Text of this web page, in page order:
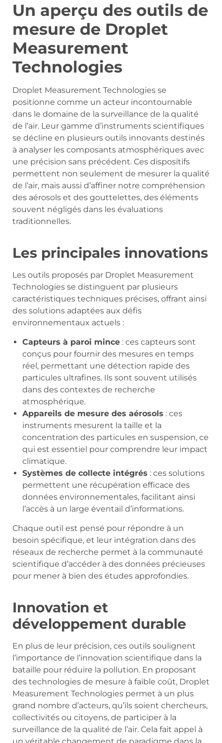
Un aperçu des outils de
mesure de Droplet
Measurement
Technologies
Droplet Measurement Technologies se
positionne comme un acteur incontournable
dans le domaine de la surveillance de la qualité
de l’air. Leur gamme d’instruments scientifiques
se décline en plusieurs outils innovants destinés
à analyser les composants atmosphériques avec
une précision sans précédent. Ces dispositifs
permettent non seulement de mesurer la qualité
de l’air, mais aussi d’affiner notre compréhension
des aérosols et des gouttelettes, des éléments
souvent négligés dans les évaluations
traditionnelles.
Les principales innovations
Les outils proposés par Droplet Measurement
Technologies se distinguent par plusieurs
caractéristiques techniques précises, offrant ainsi
des solutions adaptées aux défis
environnementaux actuels :
Capteurs à paroi mince : ces capteurs sont
conçus pour fournir des mesures en temps
réel, permettant une détection rapide des
particules ultrafines. Ils sont souvent utilisés
dans des contextes de recherche
atmosphérique.
Appareils de mesure des aérosols : ces
instruments mesurent la taille et la
concentration des particules en suspension, ce
qui est essentiel pour comprendre leur impact
climatique.
Systèmes de collecte intégrés : ces solutions
permettent une récupération efficace des
données environnementales, facilitant ainsi
l’accès à un large éventail d’informations.
Chaque outil est pensé pour répondre à un
besoin spécifique, et leur intégration dans des
réseaux de recherche permet à la communauté
scientifique d’accéder à des données précieuses
pour mener à bien des études approfondies.
Innovation et
développement durable
En plus de leur précision, ces outils soulignent
l’importance de l’innovation scientifique dans la
bataille pour réduire la pollution. En proposant
des technologies de mesure à faible coût, Droplet
Measurement Technologies permet à un plus
grand nombre d’acteurs, qu’ils soient chercheurs,
collectivités ou citoyens, de participer à la
surveillance de la qualité de l’air. Cela fait appel à